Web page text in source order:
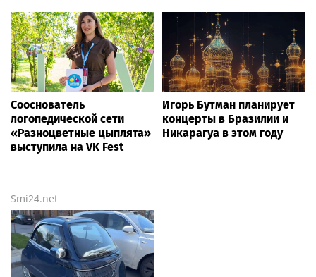
Сооснователь
логопедической сети
«Разноцветные цыплята»
выступила на VK Fest
Игорь Бутман планирует
концерты в Бразилии и
Никарагуа в этом году
Smi24.net